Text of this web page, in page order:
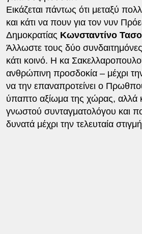
Εικάζεται πάντως ότι μεταξύ
και κάτι να πουν για τον νυν
Δημοκρατίας Κωνσταντίνο
Άλλωστε τους δύο συνδαιτημόνες
κάτι κοινό. Η κα
ανθρώπινη προσδοκία – μέχρι
να την επαναπροτείνει ο
ύπαπτο αξίωμα της χώρας, αλλά
γνωστού συνταγματολόγου και
δυνατά μέχρι την τελευταία